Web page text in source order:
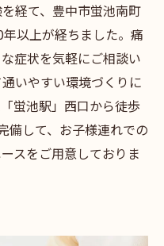
経て、豊中市蛍池南町
以上が経ちました。痛
症状を気軽にご相談い
いやすい環境づくりに
蛍池駅」西口から徒歩
備して、お子様連れでの
スをご用意しておりま